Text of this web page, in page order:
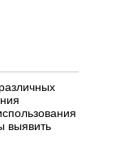
выявить